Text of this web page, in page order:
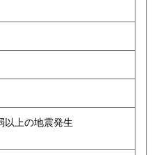
以上の地震発生